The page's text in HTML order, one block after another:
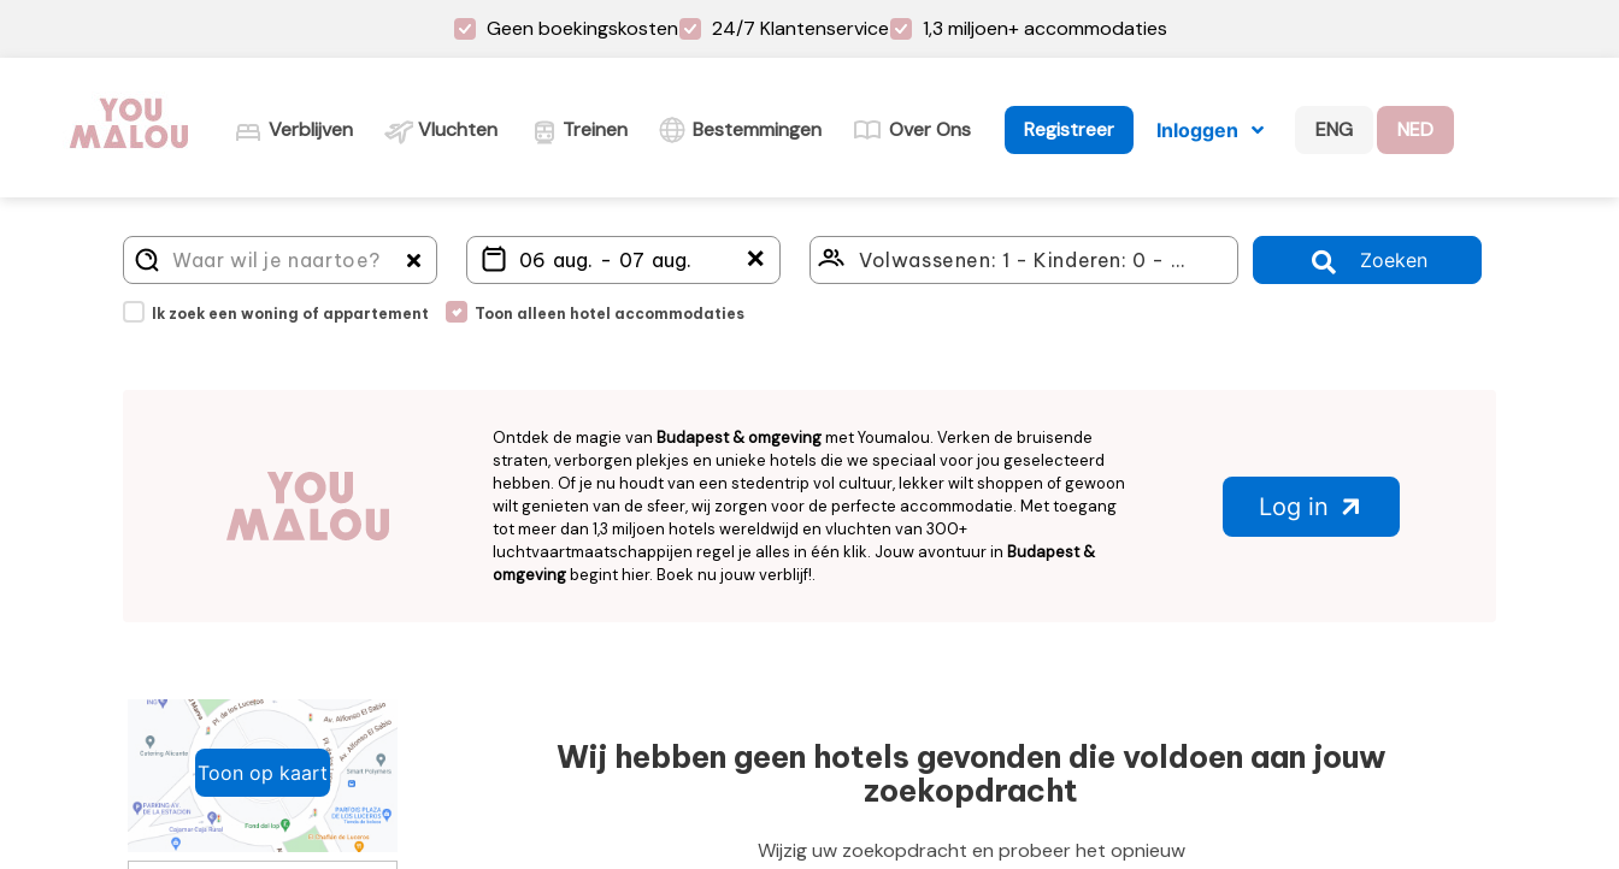
Geen boekingskosten 24/7 Klantenservice 1,3 miljoen+ accommodaties
Verblijven Vluchten Treinen Bestemmingen Over Ons Registreer Inloggen ENG NED
＋ Zoeken
Ik zoek een woning of appartement Toon alleen hotel accommodaties
Ontdek de magie van Budapest & omgevingmet Youmalou. Verken de bruisende
straten, verborgen plekjes en unieke hotels die we speciaal voor jou geselecteerd
hebben. Of je nu houdt van een stedentrip vol cultuur, lekker wilt shoppen of gewoon
wilt genieten van de sfeer, wij zorgen voor de perfecte accommodatie. Met toegang
tot meer dan 1,3 miljoen hotels wereldwijd en vluchten van 300+
luchtvaartmaatschappijen regel je alles in één klik. Jouw avontuur in Budapest &
omgevingbegint hier. Boek nu jouw verblijf!.
Log in
Wij hebben geen hotels gevonden die voldoen aan jouw
zoekopdracht
Wijzig uw zoekopdracht en probeer het opnieuw
Toon op kaart